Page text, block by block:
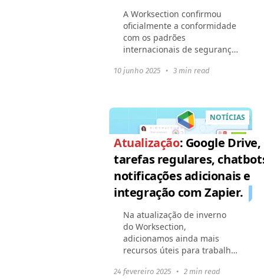
A Worksection confirmou
oficialmente a conformidade
com os padrões
internacionais de segurança
o certificado ISO/IEC
processos...
10 junho 2025 • 3 min read
NOTÍCIAS
Atualização: Google Drive,
tarefas regulares,
notificações adicionais e
integração com Zapier.
Na atualização de inverno
do Worksection,
adicionamos ainda mais
recursos úteis para trabalho
processos: Trabalhando com
24 fevereiro 2025 • 2 min read